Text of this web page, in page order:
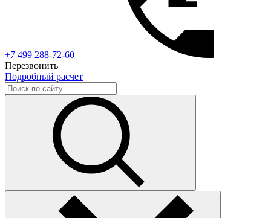
+7 499 288-72-60
Перезвонить
Подробный расчет